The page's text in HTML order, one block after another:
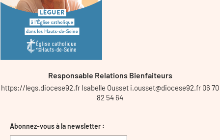
Responsable Relations Bienfaiteurs
https://legs.diocese92.fr Isabelle Ousset i.ousset@diocese92.fr 06 70
82 54 64
Abonnez-vous à la newsletter :